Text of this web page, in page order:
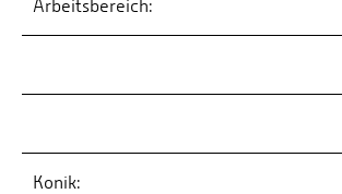
Arbeitsbereich:
Konik: